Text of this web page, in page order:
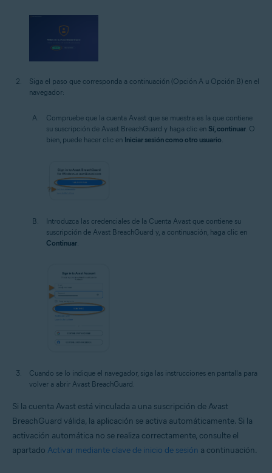
Siga el paso que corresponda a continuación (Opción A u Opción B) en el
navegador:
Compruebe que la cuenta Avast que se muestra es la que contiene
su suscripción de Avast BreachGuard y haga clic en Sí, continuar. O
bien, puede hacer clic en Iniciar sesión como otro usuario.
Introduzca las credenciales de la Cuenta Avast que contiene su
suscripción de Avast BreachGuard y, a continuación, haga clic en
Continuar
Cuando se lo indique el navegador, siga las instrucciones en pantalla para
volver a abrir Avast BreachGuard.
Si la cuenta Avast está vinculada a una suscripción de Avast
BreachGuard válida, la aplicación se activa automáticamente. Si la
activación automática no se realiza correctamente, consulte el
apartado Activar mediante clave de inicio de sesión a continuación.